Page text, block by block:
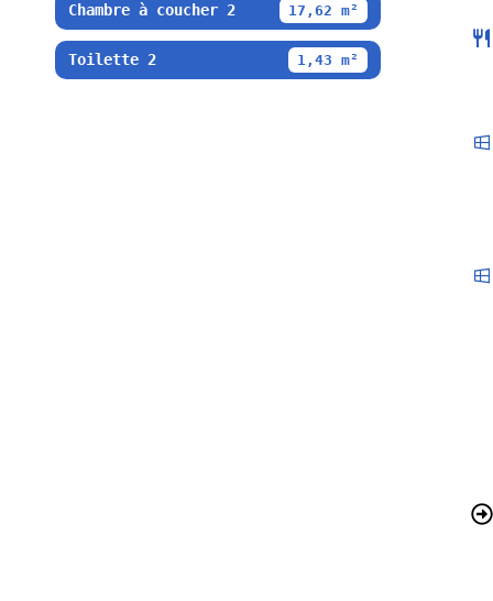
Chambre à coucher 2 17,62 m²
Toilette 2 1,43 m²